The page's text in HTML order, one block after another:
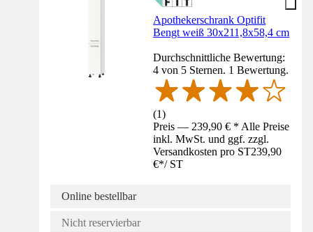
Apothekerschrank Optifit
Bengt weiß 30x211,8x58,4 cm
Durchschnittliche Bewertung:
4 von 5 Sternen. 1 Bewertung.
(1)
Preis — 239,90 € * Alle Preise
inkl. MwSt. und ggf. zzgl.
Versandkosten pro ST239,90
€*/ ST
Online bestellbar
Nicht reservierbar